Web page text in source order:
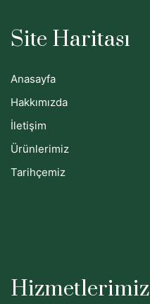
Site Haritası
Anasayfa
Hakkımızda
İletişim
Ürünlerimiz
Tarihçemiz
Hizmetlerimiz